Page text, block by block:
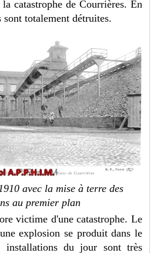
catastrophe de Courrières. En
totalement détruites.
avec la mise à terre des
au premier plan
victime d'une catastrophe. Le
explosion se produit dans le
installations du jour sont très